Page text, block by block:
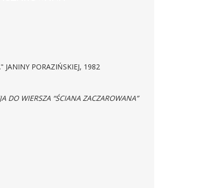
JANINY PORAZIŃSKIEJ, 1982
DO WIERSZA “ŚCIANA ZACZAROWANA”